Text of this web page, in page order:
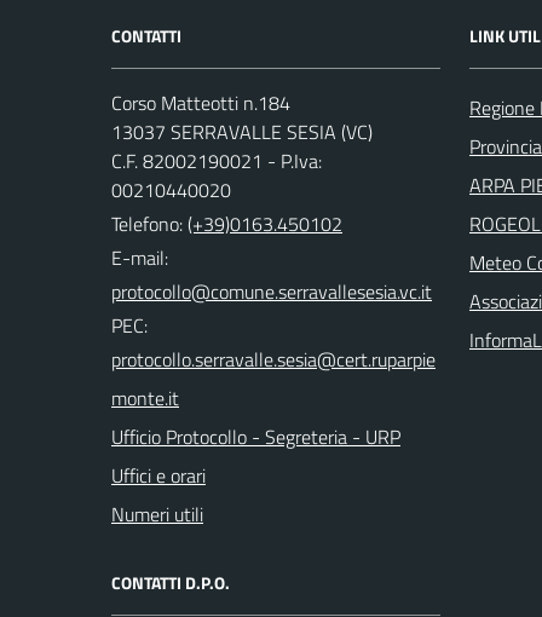
CONTATTI
Corso Matteotti n.184
13037 SERRAVALLE SESIA (VC)
C.F. 82002190021 - P.Iva:
00210440020
Telefono:(+39)0163.450102
E-mail:
PEC:
Ufficio Protocollo - Segreteria - URP
Uffici e orari
Numeri utili
CONTATTI D.P.O.
LINK
ARPA
Meteo